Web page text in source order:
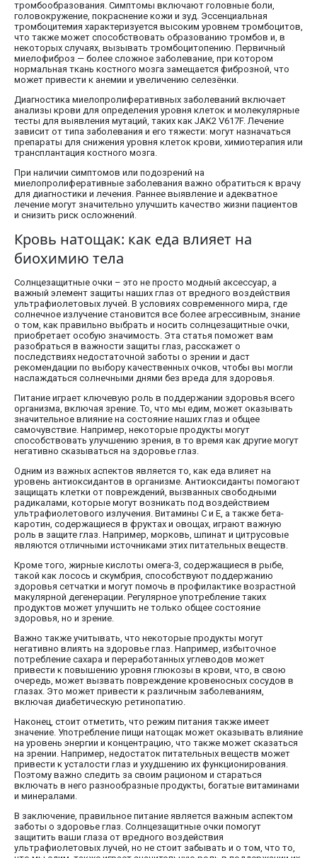
тромбообразования. Симптомы включают головные боли,
головокружение, покраснение кожи и зуд. Эссенциальная
тромбоцитемия характеризуется высоким уровнем тромбоцитов,
что также может способствовать образованию тромбов и, в
некоторых случаях, вызывать тромбоцитопению. Первичный
миелофиброз — более сложное заболевание, при котором
нормальная ткань костного мозга замещается фиброзной, что
может привести к анемии и увеличению селезёнки.
Диагностика миелопролиферативных заболеваний включает
анализы крови для определения уровня клеток и молекулярные
тесты для выявления мутаций, таких как JAK2 V617F. Лечение
зависит от типа заболевания и его тяжести: могут назначаться
препараты для снижения уровня клеток крови, химиотерапия или
трансплантация костного мозга.
При наличии симптомов или подозрений на
миелопролиферативные заболевания важно обратиться к врачу
для диагностики и лечения. Раннее выявление и адекватное
лечение могут значительно улучшить качество жизни пациентов
и снизить риск осложнений.
Кровь натощак: как еда влияет на
биохимию тела
Солнцезащитные очки – это не просто модный аксессуар, а
важный элемент защиты наших глаз от вредного воздействия
ультрафиолетовых лучей. В условиях современного мира, где
солнечное излучение становится все более агрессивным, знание
о том, как правильно выбрать и носить солнцезащитные очки,
приобретает особую значимость. Эта статья поможет вам
разобраться в важности защиты глаз, расскажет о
последствиях недостаточной заботы о зрении и даст
рекомендации по выбору качественных очков, чтобы вы могли
наслаждаться солнечными днями без вреда для здоровья.
Питание играет ключевую роль в поддержании здоровья всего
организма, включая зрение. То, что мы едим, может оказывать
значительное влияние на состояние наших глаз и общее
самочувствие. Например, некоторые продукты могут
способствовать улучшению зрения, в то время как другие могут
негативно сказываться на здоровье глаз.
Одним из важных аспектов является то, как еда влияет на
уровень антиоксидантов в организме. Антиоксиданты помогают
защищать клетки от повреждений, вызванных свободными
радикалами, которые могут возникать под воздействием
ультрафиолетового излучения. Витамины C и E, а также бета-
каротин, содержащиеся в фруктах и овощах, играют важную
роль в защите глаз. Например, морковь, шпинат и цитрусовые
являются отличными источниками этих питательных веществ.
Кроме того, жирные кислоты омега-3, содержащиеся в рыбе,
такой как лосось и скумбрия, способствуют поддержанию
здоровья сетчатки и могут помочь в профилактике возрастной
макулярной дегенерации. Регулярное употребление таких
продуктов может улучшить не только общее состояние
здоровья, но и зрение.
Важно также учитывать, что некоторые продукты могут
негативно влиять на здоровье глаз. Например, избыточное
потребление сахара и переработанных углеводов может
привести к повышению уровня глюкозы в крови, что, в свою
очередь, может вызвать повреждение кровеносных сосудов в
глазах. Это может привести к различным заболеваниям,
включая диабетическую ретинопатию.
Наконец, стоит отметить, что режим питания также имеет
значение. Употребление пищи натощак может оказывать влияние
на уровень энергии и концентрацию, что также может сказаться
на зрении. Например, недостаток питательных веществ может
привести к усталости глаз и ухудшению их функционирования.
Поэтому важно следить за своим рационом и стараться
включать в него разнообразные продукты, богатые витаминами
и минералами.
В заключение, правильное питание является важным аспектом
заботы о здоровье глаз. Солнцезащитные очки помогут
защитить ваши глаза от вредного воздействия
ультрафиолетовых лучей, но не стоит забывать и о том, что то,